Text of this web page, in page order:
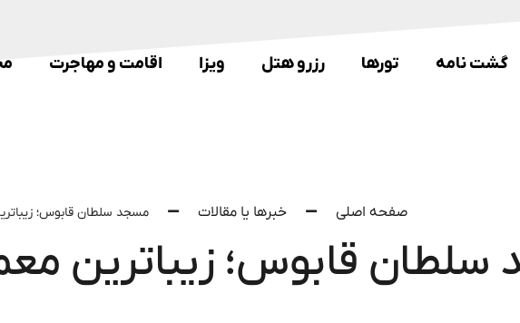
گشت نامه تورها رزرو هتل ویزا اقامت و مهاجرت
صفحه اصلی خبرها یا مقالات مسجد سلطان قابوس؛
قابوس؛ زیباترین